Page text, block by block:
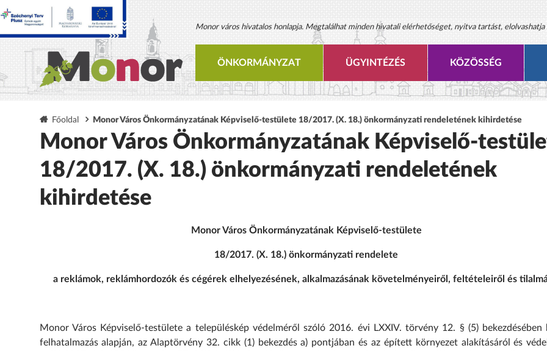
Monor város hivatalos honlapja. Megtalálhat minden hivatali elérhetőséget, nyitva tartást,
ÖNKORMÁNYZAT ÜGYINTÉZÉS KÖZÖSSÉG
Főoldal Monor Város Önkormányzatának Képviselő-testülete 18/2017. (X. 18.) önkormányzati rendeletének kihirdetése
Monor Város Önkormányzatának Képviselő-
18/2017. (X. 18.) önkormányzati rendeletének
kihirdetése
Monor Város Önkormányzatának Képviselő-testülete
18/2017. (X. 18.) önkormányzati rendelete
a reklámok, reklámhordozók és cégérek elhelyezésének, alkalmazásának követelményeiről, feltételeiről és
Monor Város Képviselő-testülete a településkép védelméről szóló 2016. évi LXXIV. törvény 12. § (5) bekezdésében
felhatalmazás alapján, az Alaptörvény 32. cikk (1) bekezdés a) pontjában és az épített környezet alakításáról és